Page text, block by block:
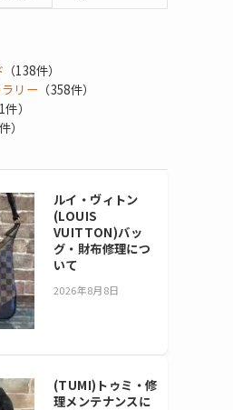
（138件）
リー （358件）
件）
）
ルイ・ヴィトン
(LOUIS
VUITTON)バッ
グ・財布修理につ
いて
2026年8月8日
(TUMI)トゥミ・修
理メンテナンスに